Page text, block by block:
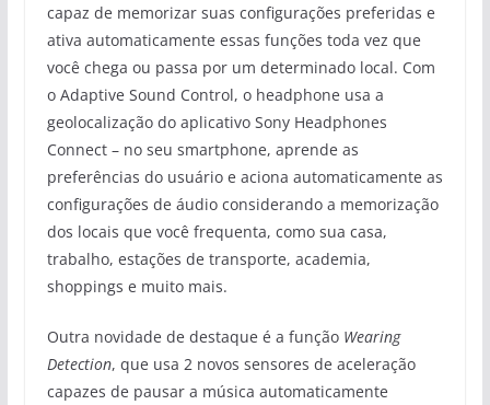
capaz de memorizar suas configurações preferidas e
ativa automaticamente essas funções toda vez que
você chega ou passa por um determinado local. Com
o Adaptive Sound Control, o headphone usa a
geolocalização do aplicativo Sony Headphones
Connect – no seu smartphone, aprende as
preferências do usuário e aciona automaticamente as
configurações de áudio considerando a memorização
dos locais que você frequenta, como sua casa,
trabalho, estações de transporte, academia,
shoppings e muito mais.
Outra novidade de destaque é a função Wearing
Detection, que usa 2 novos sensores de aceleração
capazes de pausar a música automaticamente